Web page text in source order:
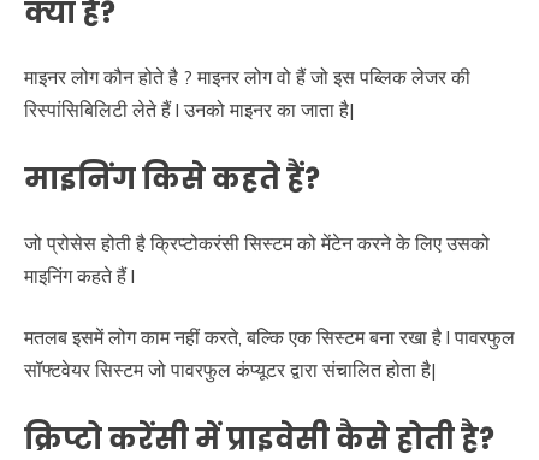
क्या है?
माइनर लोग कौन होते है ? माइनर लोग वो हैं जो इस पब्लिक लेजर की
रिस्पांसिबिलिटी लेते हैं l उनको माइनर का जाता है|
माइनिंग किसे कहते हैं?
जो प्रोसेस होती है क्रिप्टोकरंसी सिस्टम को मेंटेन करने के लिए उसको
माइनिंग कहते हैं l
मतलब इसमें लोग काम नहीं करते, बल्कि एक सिस्टम बना रखा है l पावरफुल
सॉफ्टवेयर सिस्टम जो पावरफुल कंप्यूटर द्वारा संचालित होता है|
क्रिप्टो करेंसी में प्राइवेसी कैसे होती है?